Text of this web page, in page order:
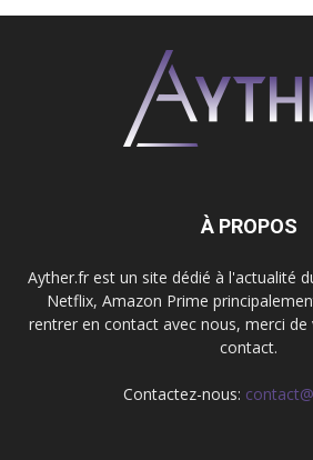
À PROPOS
Ayther.fr est un site dédié à l'actualité
Netflix, Amazon Prime
rentrer en contact avec nous, merci
contact.
Contactez-nous: